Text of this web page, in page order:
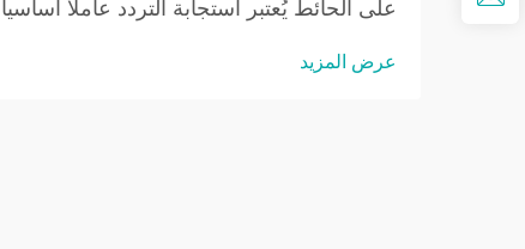
على الحائط يُعتبر استجابة التردد عاملاً أساسياً
المثبتة على الحائط. إذ تحدد مدى الترددات
عرض المزيد